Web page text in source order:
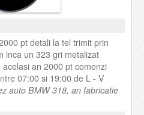
pt detali la tel trimit prin
inca un 323 gri metalizat
an 2000 pt comenzi
07:00 si 19:00 de L - V
auto BMW 318, an fabricatie